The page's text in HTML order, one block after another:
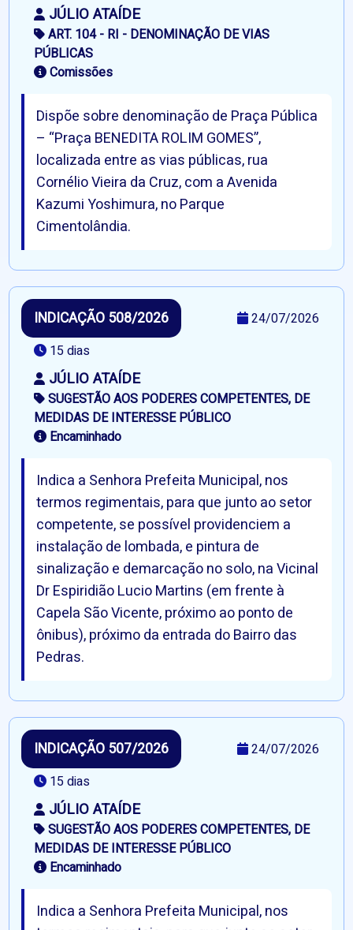
JÚLIO ATAÍDE
ART. 104 - RI - DENOMINAÇÃO DE VIAS
PÚBLICAS
Comissões
Dispõe sobre denominação de Praça Pública
– “Praça BENEDITA ROLIM GOMES”,
localizada entre as vias públicas, rua
Cornélio Vieira da Cruz, com a Avenida
Kazumi Yoshimura, no Parque
Cimentolândia.
INDICAÇÃO 508/2026
24/07/2026
15 dias
JÚLIO ATAÍDE
SUGESTÃO AOS PODERES COMPETENTES, DE
MEDIDAS DE INTERESSE PÚBLICO
Encaminhado
Indica a Senhora Prefeita Municipal, nos
termos regimentais, para que junto ao setor
competente, se possível providenciem a
instalação de lombada, e pintura de
sinalização e demarcação no solo, na Vicinal
Dr Espiridião Lucio Martins (em frente à
Capela São Vicente, próximo ao ponto de
ônibus), próximo da entrada do Bairro das
Pedras.
INDICAÇÃO 507/2026
24/07/2026
15 dias
JÚLIO ATAÍDE
SUGESTÃO AOS PODERES COMPETENTES, DE
MEDIDAS DE INTERESSE PÚBLICO
Encaminhado
Indica a Senhora Prefeita Municipal, nos